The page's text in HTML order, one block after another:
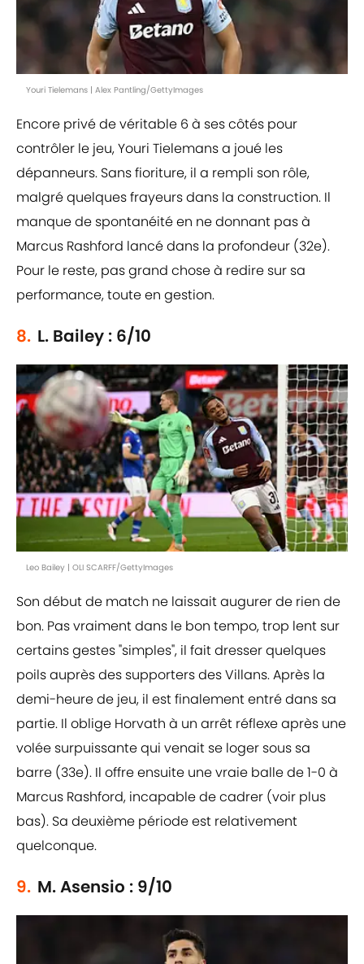
Youri Tielemans | Alex Pantling/GettyImages
Encore privé de véritable 6 à ses côtés pour
contrôler le jeu, Youri Tielemans a joué les
dépanneurs. Sans fioriture, il a rempli son rôle,
malgré quelques frayeurs dans la construction. Il
manque de spontanéité en ne donnant pas à
Marcus Rashford lancé dans la profondeur (32e).
Pour le reste, pas grand chose à redire sur sa
performance, toute en gestion.
8. L. Bailey : 6/10
Leo Bailey | OLI SCARFF/GettyImages
Son début de match ne laissait augurer de rien de
bon. Pas vraiment dans le bon tempo, trop lent sur
certains gestes "simples", il fait dresser quelques
poils auprès des supporters des Villans. Après la
demi-heure de jeu, il est finalement entré dans sa
partie. Il oblige Horvath à un arrêt réflexe après une
volée surpuissante qui venait se loger sous sa
barre (33e). Il offre ensuite une vraie balle de 1-0 à
Marcus Rashford, incapable de cadrer (voir plus
bas). Sa deuxième période est relativement
quelconque.
9. M. Asensio : 9/10